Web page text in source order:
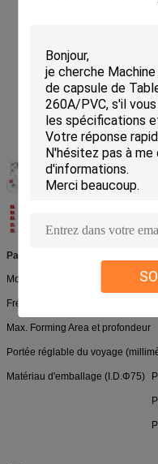
Le tranchant entre les
matériau d'emballage et
Décharge du produit fini
mauvais produits,
assurer la collection facile.
La machine a été conçue
démonté pour un mouvement
ateliers.
Paramètres techniques :
Modèle d'article
Fréquence de coupe (tailles
Max. Forming Area et profondeur
Portée réglable du voyage
Matériau d'emballage (I.D.Φ75)